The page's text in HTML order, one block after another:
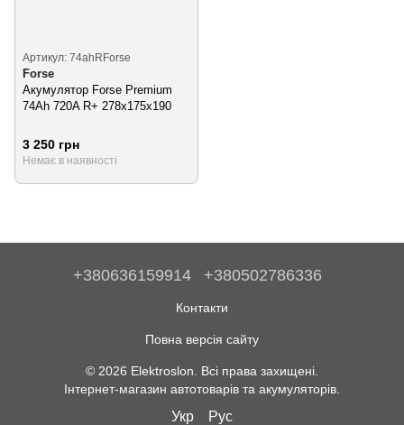
Артикул: 74ahRForse
Forse
Акумулятор Forse Premium
74Ah 720A R+ 278х175х190
3 250 грн
Немає в наявності
+380636159914 +380502786336
Контакти
Повна версія сайту
© 2026 Elektroslon. Всі права захищені.
Інтернет-магазин автотоварів та акумуляторів.
Укр Рус